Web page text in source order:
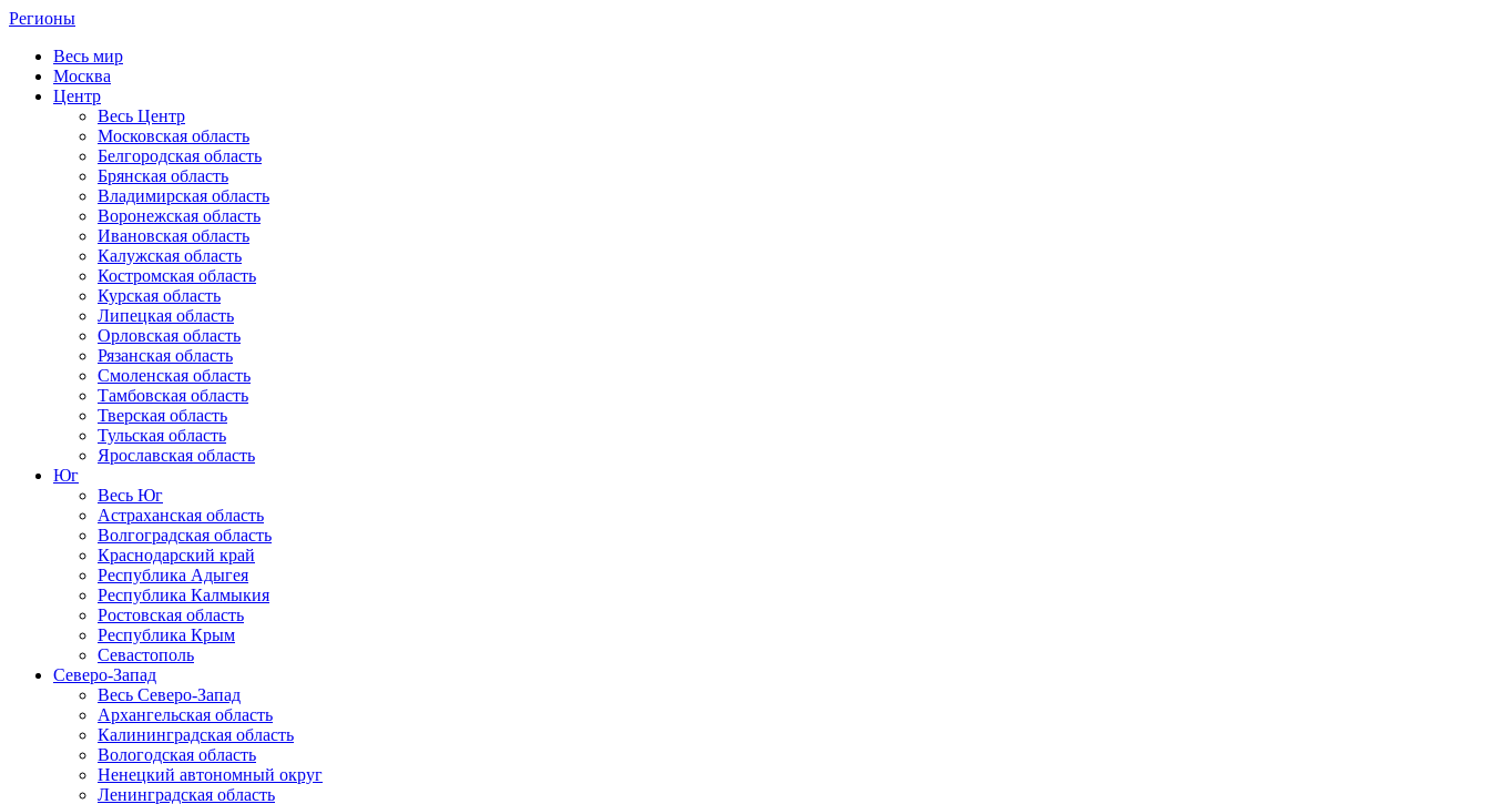
Регионы
Весь мир
Москва
Центр
Весь Центр
Московская область
Белгородская область
Брянская область
Владимирская область
Воронежская область
Ивановская область
Калужская область
Костромская область
Курская область
Липецкая область
Орловская область
Рязанская область
Смоленская область
Тамбовская область
Тверская область
Тульская область
Ярославская область
Юг
Весь Юг
Астраханская область
Волгоградская область
Краснодарский край
Республика Адыгея
Республика Калмыкия
Ростовская область
Республика Крым
Севастополь
Северо-Запад
Весь Северо-Запад
Архангельская область
Калининградская область
Вологодская область
Ненецкий автономный округ
Ленинградская область